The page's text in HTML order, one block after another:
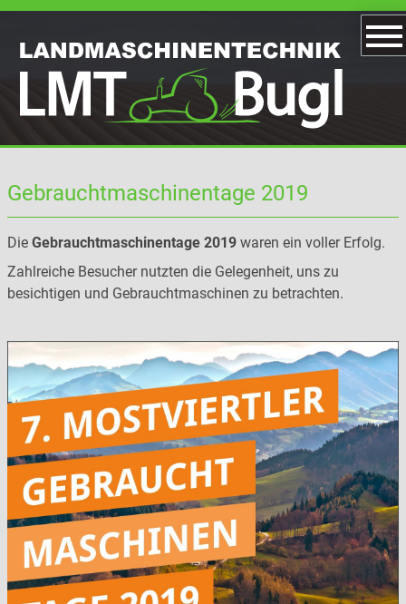
Gebrauchtmaschinentage 2019
Die Gebrauchtmaschinentage 2019 waren ein voller Erfolg.
Zahlreiche Besucher nutzten die Gelegenheit, uns zu
besichtigen und Gebrauchtmaschinen zu betrachten.